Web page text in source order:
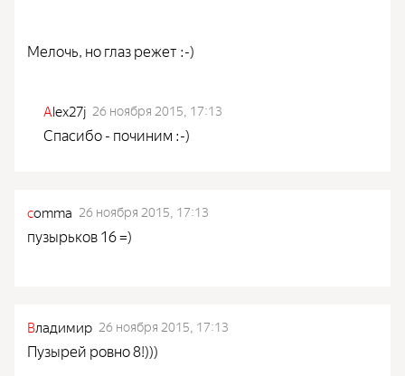
Мелочь, но глаз режет :-)
Alex27j 26 ноября 2015, 17:13
Спасибо - починим :-)
comma 26 ноября 2015, 17:13
пузырьков 16 =)
Владимир 26 ноября 2015, 17:13
Пузырей ровно 8!)))